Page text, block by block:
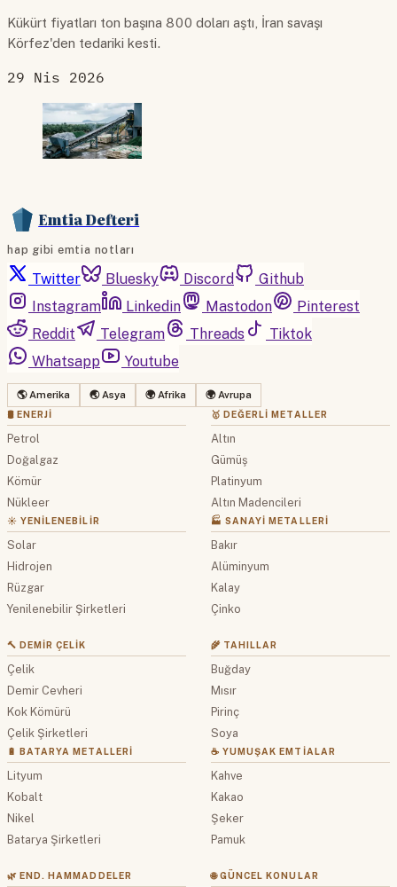
Kükürt fiyatları ton başına 800 doları aştı, İran savaşı
Körfez'den tedariki kesti.
29 Nis 2026
Emtia Defteri
hap gibi emtia notları
Twitter Bluesky Discord
Github
Instagram
Linkedin Mastodon
Pinterest
Reddit
Telegram Threads
Tiktok
Whatsapp
Youtube
🌎 Amerika 🌏 Asya 🌍 Afrika 🌍 Avrupa
🛢 ENERJI
Petrol
Doğalgaz
Kömür
Nükleer
☀️ YENILENEBILIR
Solar
Hidrojen
Rüzgar
Yenilenebilir Şirketleri
🥇 DEĞERLI METALLER
Altın
Gümüş
Platinyum
Altın Madencileri
🏭 SANAYI METALLERI
Bakır
Alüminyum
Kalay
Çinko
🔨 DEMIR ÇELIK
Çelik
Demir Cevheri
Kok Kömürü
Çelik Şirketleri
🔋 BATARYA METALLERI
Lityum
Kobalt
Nikel
Batarya Şirketleri
🌾 TAHILLAR
Buğday
Mısır
Pirinç
Soya
☕ YUMUŞAK EMTIALAR
Kahve
Kakao
Şeker
Pamuk
🌿 END. HAMMADDELER 🌐 GÜNCEL KONULAR